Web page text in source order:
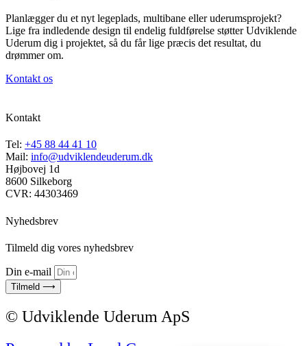
Planlægger du et nyt legeplads, multibane eller uderumsprojekt?
Lige fra indledende design til endelig fuldførelse støtter Udviklende
Uderum dig i projektet, så du får lige præcis det resultat, du
drømmer om.
Kontakt os
Kontakt
Tel: +45 88 44 41 10
Mail: info@udviklendeuderum.dk
Højbovej 1d
8600 Silkeborg
CVR: 44303469
Nyhedsbrev
Tilmeld dig vores nyhedsbrev
Din e-mail
Tilmeld ⟶
© Udviklende Uderum ApS